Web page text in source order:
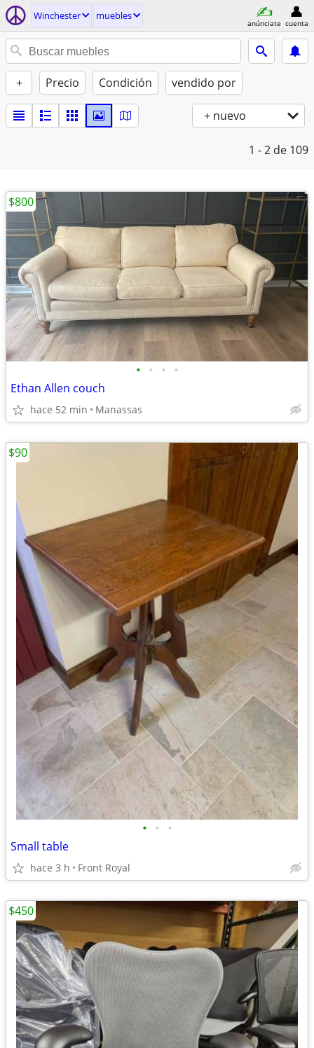
Winchester muebles
anúnciate cuenta
+ Precio Condición vendido por
+ nuevo
1 - 2 de 109
• • • •
Ethan Allen couch
hace 52 min Manassas
$800
• • •
Small table
hace 3 h Front Royal
$90
$450